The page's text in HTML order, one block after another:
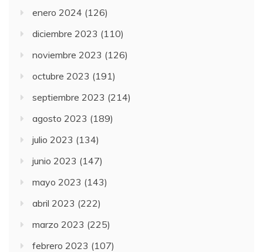
enero 2024 (126)
diciembre 2023 (110)
noviembre 2023 (126)
octubre 2023 (191)
septiembre 2023 (214)
agosto 2023 (189)
julio 2023 (134)
junio 2023 (147)
mayo 2023 (143)
abril 2023 (222)
marzo 2023 (225)
febrero 2023 (107)